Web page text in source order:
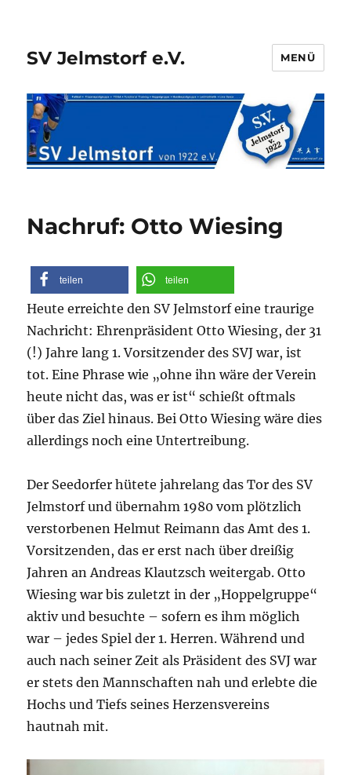
SV Jelmstorf e.V. MENÜ
Nachruf: Otto Wiesing
teilen teilen
Heute erreichte den SV Jelmstorf eine traurige
Nachricht: Ehrenpräsident Otto Wiesing, der 31
(!) Jahre lang 1. Vorsitzender des SVJ war, ist
tot. Eine Phrase wie „ohne ihn wäre der Verein
heute nicht das, was er ist“ schießt oftmals
über das Ziel hinaus. Bei Otto Wiesing wäre dies
allerdings noch eine Untertreibung.
Der Seedorfer hütete jahrelang das Tor des SV
Jelmstorf und übernahm 1980 vom plötzlich
verstorbenen Helmut Reimann das Amt des 1.
Vorsitzenden, das er erst nach über dreißig
Jahren an Andreas Klautzsch weitergab. Otto
Wiesing war bis zuletzt in der „Hoppelgruppe“
aktiv und besuchte – sofern es ihm möglich
war – jedes Spiel der 1. Herren. Während und
auch nach seiner Zeit als Präsident des SVJ war
er stets den Mannschaften nah und erlebte die
Hochs und Tiefs seines Herzensvereins
hautnah mit.